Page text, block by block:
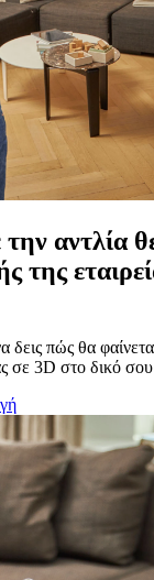
αντλία
της
δεις πώς θα
σε 3D στο δικό σου